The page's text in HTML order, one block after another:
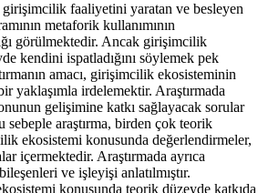
faaliyetini yaratan ve besleyen
metaforik kullanımının
görülmektedir. Ancak girişimcilik
kendini ispatladığını söylemek pek
amacı, girişimcilik ekosisteminin
yaklaşımla irdelemektir. Araştırmada
gelişimine katkı sağlayacak sorular
sebeple araştırma, birden çok teorik
ekosistemi konusunda değerlendirmeler,
içermektedir. Araştırmada ayrıca
ve işleyişi anlatılmıştır.
konusunda teorik düzeyde katkıda